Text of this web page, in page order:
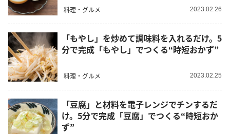
料理・グルメ 2023.02.26
「もやし」を炒めて調味料を入れるだけ。5
分で完成「もやし」でつくる“時短おかず”
料理・グルメ 2023.02.25
「豆腐」と材料を電子レンジでチンするだ
け。5分で完成「豆腐」でつくる“時短おか
ず”